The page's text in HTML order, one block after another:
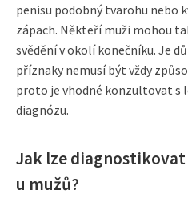
penisu podobný tvarohu nebo
zápach. Někteří muži mohou
svědění v okolí konečníku. Je
příznaky nemusí být vždy
proto je vhodné konzultovat s
diagnózu.
Jak lze
u mužů?